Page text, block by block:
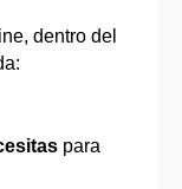
dentro del
para